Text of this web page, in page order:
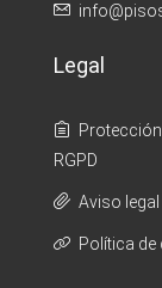
Legal
RGPD
Aviso legal
Política